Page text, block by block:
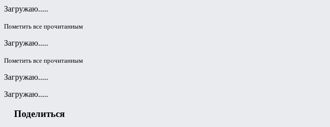
Загружаю.....
Пометить все прочитанным
Загружаю.....
Пометить все прочитанным
Загружаю.....
Загружаю.....
Поделиться